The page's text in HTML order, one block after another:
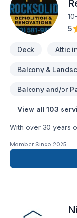
5
Deck Attic
Balcony &
Balcony and/or
View all 103
With over 30 years
quality home
broad 300km
and the Ottawa
Whether you’re
Member Since 2025